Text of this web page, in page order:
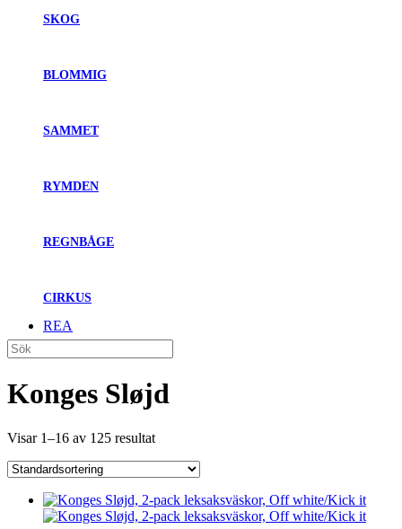
SKOG
BLOMMIG
SAMMET
RYMDEN
REGNBÅGE
CIRKUS
REA
Konges Sløjd
Visar 1–16 av 125 resultat